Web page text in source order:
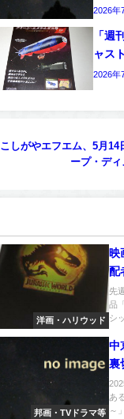
2026年
「週
ャス
2026年
こしがやエフエム、5月14
ープ・デ
洋画・ハリウッド
映
配
先
品
シ
邦画・TVドラマ等
中
裏
宙
雅
あ
～